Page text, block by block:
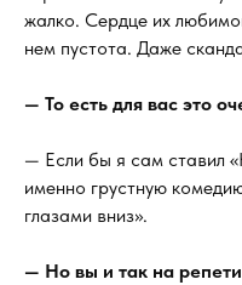
жалко. Сердце их
нем пустота. Даже
— То есть для вас это
— Если бы я сам ставил
именно грустную
глазами вниз».
— Но вы и так на